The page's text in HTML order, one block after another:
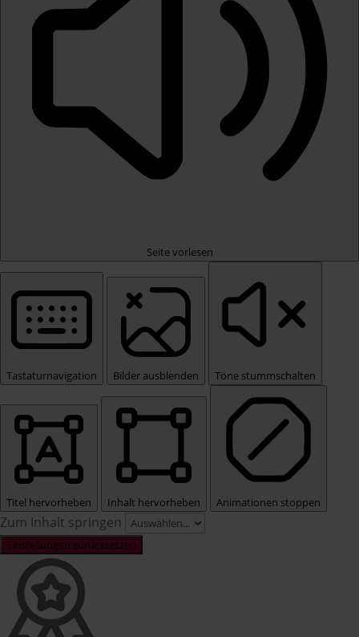
Seite vorlesen
Tastaturnavigation Bilder ausblenden Töne stummschalten
Titel hervorheben Inhalt hervorheben Animationen stoppen
Zum Inhalt springen
Einstellungen zurücksetzen